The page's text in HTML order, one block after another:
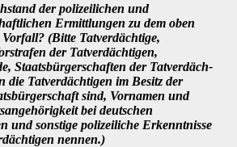
der polizeilichen und
Ermittlungen zu dem oben
(Bitte Tatverdächtige,
der Tatverdächtigen,
Staatsbürgerschaften der Tatverdäch­
die Tatverdächtigen im Besitz der
sind, Vornamen und
bei deutschen
und sonstige polizeiliche Erkenntnisse
nennen.)